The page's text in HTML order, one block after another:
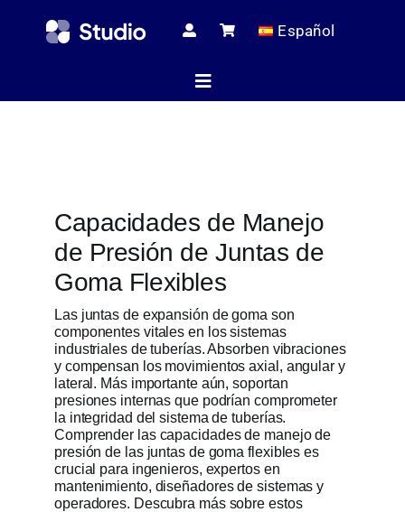
Español
Toggle
Artículos
Obtener
Capacidades de Manejo
de Presión de Juntas de
Goma Flexibles
Las juntas de expansión de goma son
componentes vitales en los sistemas
industriales de tuberías. Absorben vibraciones
y compensan los movimientos axial, angular y
lateral. Más importante aún, soportan
presiones internas que podrían comprometer
la integridad del sistema de tuberías.
Comprender las capacidades de manejo de
presión de las juntas de goma flexibles es
crucial para ingenieros, expertos en
mantenimiento, diseñadores de sistemas y
operadores. Descubra más sobre estos